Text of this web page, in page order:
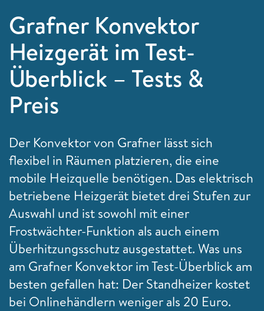
Grafner Konvektor
Heizgerät im Test-
Überblick – Tests &
Preis
Der Konvektor von Grafner lässt sich
flexibel in Räumen platzieren, die eine
mobile Heizquelle benötigen. Das elektrisch
betriebene Heizgerät bietet drei Stufen zur
Auswahl und ist sowohl mit einer
Frostwächter-Funktion als auch einem
Überhitzungsschutz ausgestattet. Was uns
am Grafner Konvektor im Test-Überblick am
besten gefallen hat: Der Standheizer kostet
bei Onlinehändlern weniger als 20 Euro.